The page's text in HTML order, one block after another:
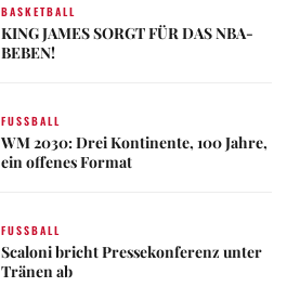
BASKETBALL
KING JAMES SORGT FÜR DAS NBA-
BEBEN!
FUSSBALL
WM 2030: Drei Kontinente, 100 Jahre,
ein offenes Format
FUSSBALL
Scaloni bricht Pressekonferenz unter
Tränen ab